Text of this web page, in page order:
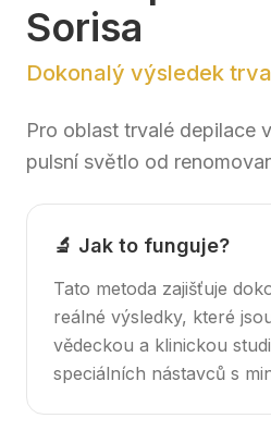
Sorisa
Dokonalý výsledek
Pro oblast trvalé depilace
pulsní světlo od
🔬 Jak to funguje?
Tato metoda zajišťuje
reálné výsledky, které
vědeckou a klinickou
speciálních nástavců s